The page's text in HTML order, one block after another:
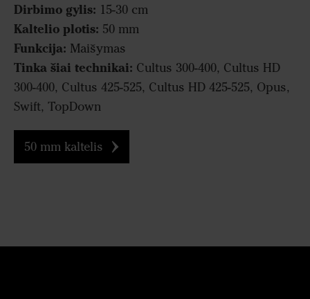
Dirbimo gylis: 15-30 cm
Kaltelio plotis: 50 mm
Funkcija: Maišymas
Tinka šiai technikai: Cultus 300-400, Cultus HD
300-400, Cultus 425-525, Cultus HD 425-525, Opus,
Swift, TopDown
50 mm kaltelis